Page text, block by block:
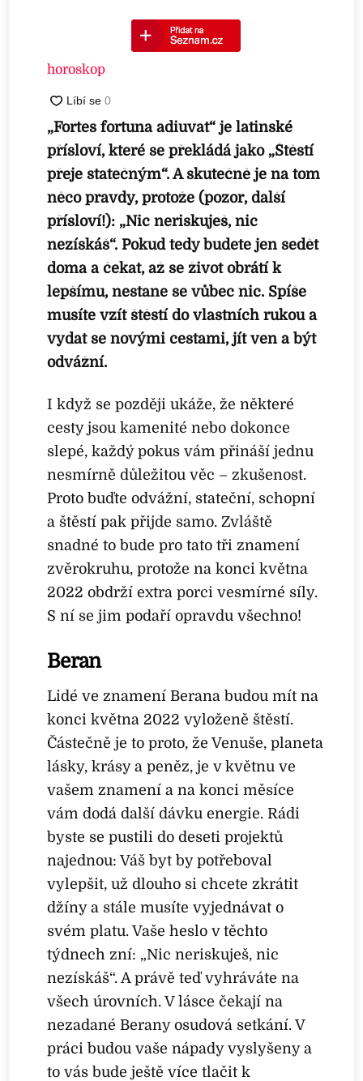
horoskop
„Fortes fortuna adiuvat“ je latinské
přísloví, které se překládá jako „Štěstí
přeje statečným“. A skutečně je na tom
něco pravdy, protože (pozor, další
přísloví!): „Nic neriskuješ, nic
nezískáš“. Pokud tedy budete jen sedět
doma a čekat, až se život obrátí k
lepšímu, nestane se vůbec nic. Spíše
musíte vzít štěstí do vlastních rukou a
vydat se novými cestami, jít ven a být
odvážní.
I když se později ukáže, že některé
cesty jsou kamenité nebo dokonce
slepé, každý pokus vám přináší jednu
nesmírně důležitou věc – zkušenost.
Proto buďte odvážní, stateční, schopní
a štěstí pak přijde samo. Zvláště
snadné to bude pro tato tři znamení
zvěrokruhu, protože na konci května
2022 obdrží extra porci vesmírné síly.
S ní se jim podaří opravdu všechno!
Beran
Lidé ve znamení Berana budou mít na
konci května 2022 vyloženě štěstí.
Částečně je to proto, že Venuše, planeta
lásky, krásy a peněz, je v květnu ve
vašem znamení a na konci měsíce
vám dodá další dávku energie. Rádi
byste se pustili do deseti projektů
najednou: Váš byt by potřeboval
vylepšit, už dlouho si chcete zkrátit
džíny a stále musíte vyjednávat o
svém platu. Vaše heslo v těchto
týdnech zní: „Nic neriskuješ, nic
nezískáš“. A právě teď vyhráváte na
všech úrovních. V lásce čekají na
nezadané Berany osudová setkání. V
práci budou vaše nápady vyslyšeny a
to vás bude ještě více tlačit k